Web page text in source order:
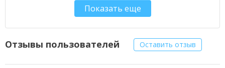
130446007
130446011
200901009
Показать еще
Отзывы пользователей Оставить отзыв